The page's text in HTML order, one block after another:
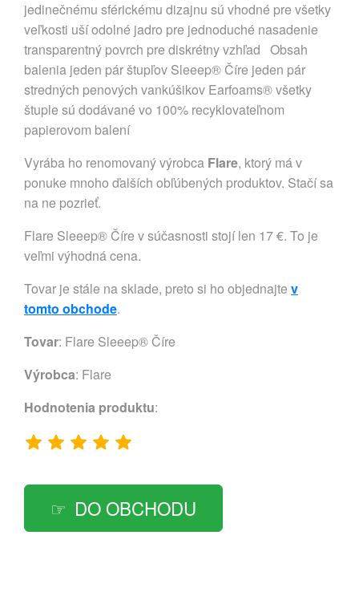
jedinečnému sférickému dizajnu sú vhodné pre všetky
veľkosti uší odolné jadro pre jednoduché nasadenie
transparentný povrch pre diskrétny vzhľad Obsah
balenia jeden pár štupľov Sleeep® Číre jeden pár
stredných penových vankúšikov Earfoams® všetky
štuple sú dodávané vo 100% recyklovateľnom
papierovom balení
Vyrába ho renomovaný výrobca Flare, ktorý má v
ponuke mnoho ďalších obľúbených produktov. Stačí sa
na ne pozrieť.
Flare Sleeep® Číre v súčasnosti stojí len 17 €. To je
veľmi výhodná cena.
Tovar je stále na sklade, preto si ho objednajte v
tomto obchode.
Tovar: Flare Sleeep® Číre
Výrobca: Flare
Hodnotenia produktu:
DO OBCHODU